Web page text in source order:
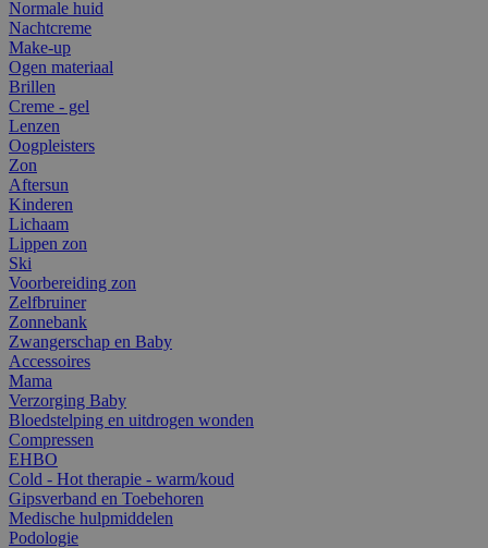
Normale huid
Nachtcreme
Make-up
Ogen materiaal
Brillen
Creme - gel
Lenzen
Oogpleisters
Zon
Aftersun
Kinderen
Lichaam
Lippen zon
Ski
Voorbereiding zon
Zelfbruiner
Zonnebank
Zwangerschap en Baby
Accessoires
Mama
Verzorging Baby
Bloedstelping en uitdrogen wonden
Compressen
EHBO
Cold - Hot therapie - warm/koud
Gipsverband en Toebehoren
Medische hulpmiddelen
Podologie